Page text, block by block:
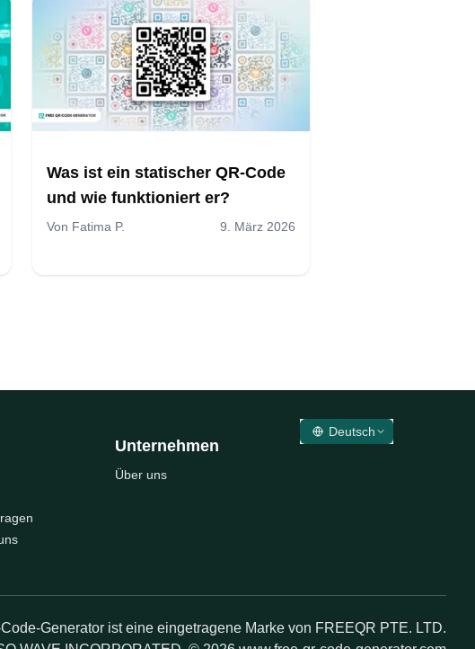
Was ist ein statischer QR-Code
und wie funktioniert er?
Von Fatima P. 9. März 2026
Unternehmen
Über uns
Deutsch
Generator ist eine eingetragene Marke von FREEQR PTE. LTD.